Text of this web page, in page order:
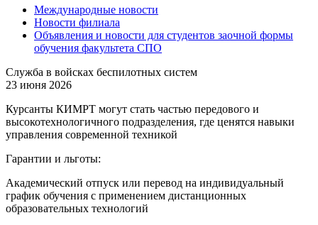
Международные новости
Новости филиала
Объявления и новости для студентов заочной формы
обучения факультета СПО
Служба в войсках беспилотных систем
23 июня 2026
Курсанты КИМРТ могут стать частью передового и
высокотехнологичного подразделения, где ценятся навыки
управления современной техникой
Гарантии и льготы:
Академический отпуск или перевод на индивидуальный
график обучения с применением дистанционных
образовательных технологий